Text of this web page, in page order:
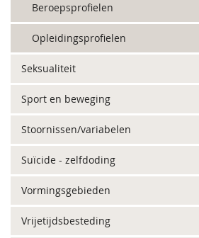
Beroepsprofielen
Opleidingsprofielen
Seksualiteit
Sport en beweging
Stoornissen/variabelen
Suïcide - zelfdoding
Vormingsgebieden
Vrijetijdsbesteding